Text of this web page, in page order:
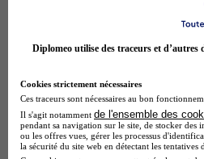
Lycée professionnel Flora
CAP - Production et service en
Diplomeo utilise des traceurs et d’autres
Cookies strictement nécessaires
Ces traceurs sont nécessaires au bon
Il s'agit notamment de l'ensemble des
pendant sa navigation sur le site, de stocker des
ou les offres vues, gérer les processus
la sécurité du site web en détectant les